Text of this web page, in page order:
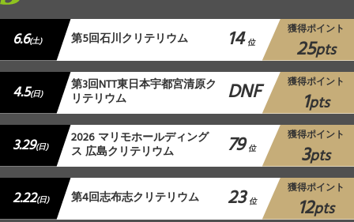
6.6(土) 第5回石川クリテリウム 14 位
獲得ポイント
25pts
4.5(日) 第3回NTT東日本宇都宮清原ク
リテリウム DNF 獲得ポイント
1pts
3.29(日) 2026 マリモホールディング
ス 広島クリテリウム 79 位
獲得ポイント
3pts
2.22(日) 第4回志布志クリテリウム 23 位
獲得ポイント
12pts